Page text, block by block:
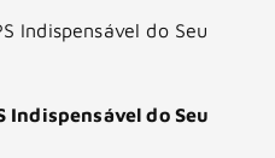
Indispensável do Seu